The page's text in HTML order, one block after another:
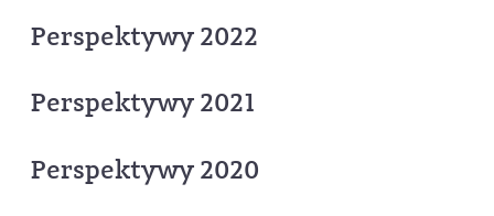
Perspektywy 2022
Perspektywy 2021
Perspektywy 2020